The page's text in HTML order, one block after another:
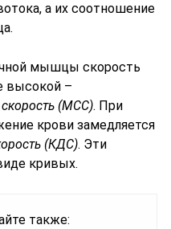
а их соотношение
мышцы скорость
высокой –
(МСС). При
крови замедляется
(КДС). Эти
кривых.
также: